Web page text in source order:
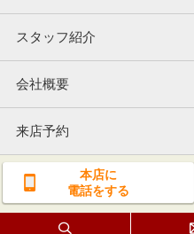
スタッフ紹介
会社概要
来店予約
本店に
電話をする